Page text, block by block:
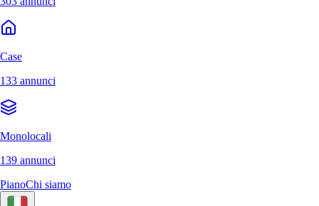
Case
133 annunci
Monolocali
139 annunci
PianoChi siamo